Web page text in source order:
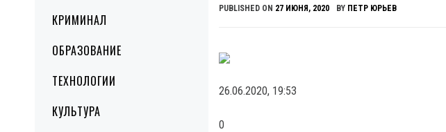
КРИМИНАЛ
ОБРАЗОВАНИЕ
ТЕХНОЛОГИИ
КУЛЬТУРА
PUBLISHED ON 27 ИЮНЯ, 2020 BY ПЕТР ЮРЬЕВ
26.06.2020, 19:53
0